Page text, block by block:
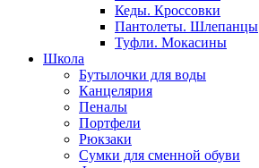
Кеды. Кроссовки
Пантолеты. Шлепанцы
Туфли. Мокасины
Школа
Бутылочки для воды
Канцелярия
Пеналы
Портфели
Рюкзаки
Сумки для сменной обуви